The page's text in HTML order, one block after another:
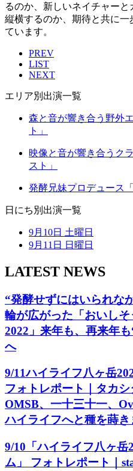
るのか、新しいネイチャー
縦横するのか、期待と共に
ています。
PREV
LIST
NEXT
エリア別出演一覧
森と音が響き合う野外
ト」
映像と音が響き合うク
スト」
発酵兄妹プロデュース
日にち別出演一覧
9月10日 土曜日
9月11日 日曜日
LATEST NEWS
“発酵せずにはいられな
輪が広がった「おいし
2022」来年も、再来年
へ
9/11ハイライフ八ヶ岳
フォトレポート｜タカシ
OMSB、一十三十一、
ハイライフへと種を蒔き
9/10「ハイライフ八ヶ岳
ム」 フォトレポート｜